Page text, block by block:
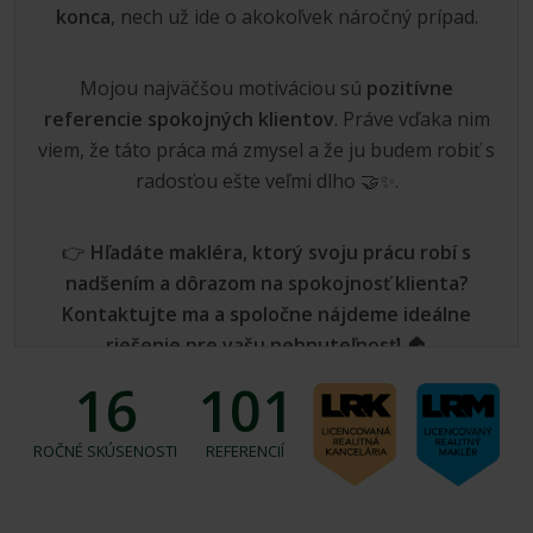
konca, nech už ide o akokoľvek náročný prípad.
Mojou najväčšou motiváciou sú pozitívne
referencie spokojných klientov. Práve vďaka nim
viem, že táto práca má zmysel a že ju budem robiť s
radosťou ešte veľmi dlho 🤝✨.
👉 Hľadáte makléra, ktorý svoju prácu robí s
nadšením a dôrazom na spokojnosť klienta?
Kontaktujte ma a spoločne nájdeme ideálne
riešenie pre vašu nehnuteľnosť! 🏠
16
ROČNÉ SKÚSENOSTI
101
REFERENCIÍ